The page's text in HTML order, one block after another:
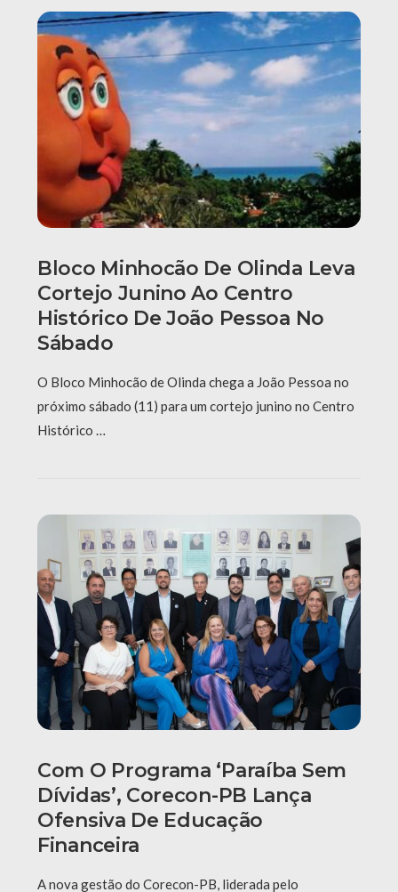
Bloco Minhocão De Olinda Leva
Cortejo Junino Ao Centro
Histórico De João Pessoa No
Sábado
O Bloco Minhocão de Olinda chega a João Pessoa no
próximo sábado (11) para um cortejo junino no Centro
Histórico …
Com O Programa ‘Paraíba Sem
Dívidas’, Corecon-PB Lança
Ofensiva De Educação
Financeira
A nova gestão do Corecon-PB, liderada pelo